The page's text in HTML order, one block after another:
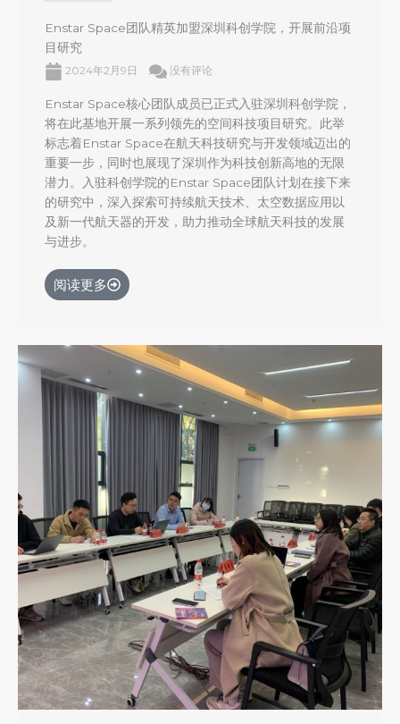
Enstar Space团队精英加盟深圳科创学院，开展前沿项
目研究
2024年2月9日 没有评论
Enstar Space核心团队成员已正式入驻深圳科创学院，
将在此基地开展一系列领先的空间科技项目研究。此举
标志着Enstar Space在航天科技研究与开发领域迈出的
重要一步，同时也展现了深圳作为科技创新高地的无限
潜力。入驻科创学院的Enstar Space团队计划在接下来
的研究中，深入探索可持续航天技术、太空数据应用以
及新一代航天器的开发，助力推动全球航天科技的发展
与进步。
阅读更多